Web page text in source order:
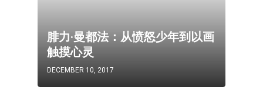
腓力·曼都法：从愤怒少年到以画
触摸心灵
DECEMBER 10, 2017